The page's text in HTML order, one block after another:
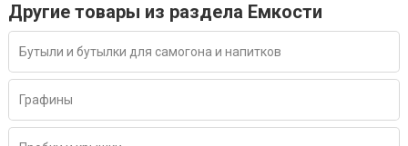
Другие товары из раздела Емкости
Бутыли и бутылки для самогона и напитков
Графины